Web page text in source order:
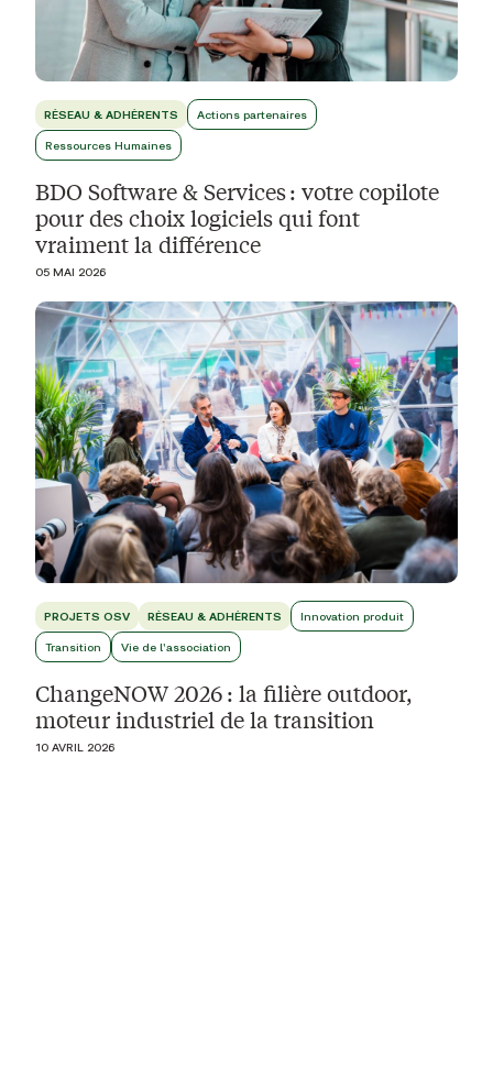
RÉSEAU & ADHÉRENTS Actions partenaires
Ressources Humaines
BDO Software & Services : votre copilote
pour des choix logiciels qui font
vraiment la différence
05 MAI 2026
PROJETS OSV RÉSEAU & ADHÉRENTS Innovation produit
Transition Vie de l'association
ChangeNOW 2026 : la filière outdoor,
moteur industriel de la transition
10 AVRIL 2026